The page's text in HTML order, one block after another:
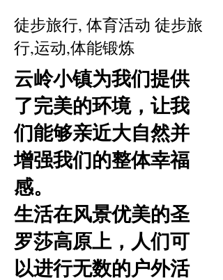
徒步旅行, 体育活动 徒步旅
行,运动,体能锻炼
云岭小镇为我们提供
了完美的环境，让我
们能够亲近大自然并
增强我们的整体幸福
感。
生活在风景优美的圣
罗莎高原上，人们可
以进行无数的户外活